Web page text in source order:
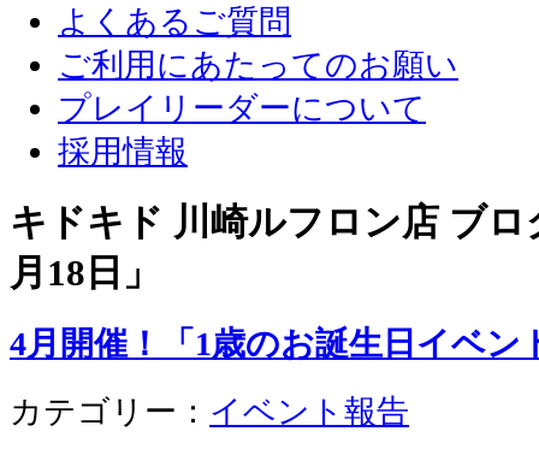
よくあるご質問
ご利用にあたってのお願い
プレイリーダーについて
採用情報
キドキド 川崎ルフロン店 ブ
月18日 」
4月開催！「1歳のお誕生日イベン
カテゴリー： イベント報告